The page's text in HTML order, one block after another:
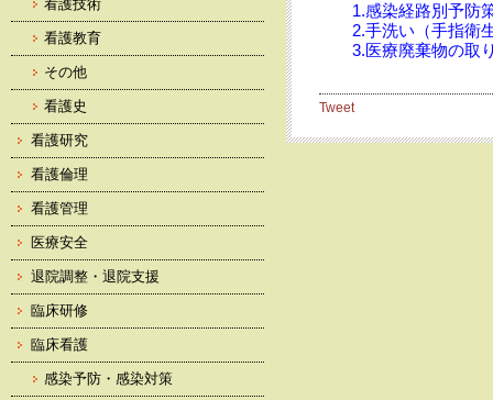
1.感染経路別予防
2.手洗い（手指衛
3.医療廃棄物の取
Tweet
看護技術
看護教育
その他
看護史
看護研究
看護倫理
看護管理
医療安全
退院調整・退院支援
臨床研修
臨床看護
感染予防・感染対策